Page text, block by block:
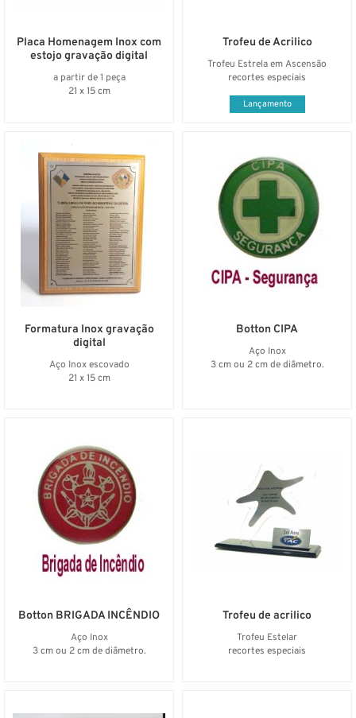
a partir de 1 peça
21 x 15 cm
Placa Homenagem Inox com
estojo gravação digital
Trofeu Estrela em Ascensão
recortes especiais
Trofeu de Acrilico
Lançamento
Aço Inox escovado
21 x 15 cm
Formatura Inox gravação
digital
Aço Inox
3 cm ou 2 cm de diâmetro.
Botton CIPA
Aço Inox
3 cm ou 2 cm de diâmetro.
Botton BRIGADA INCÊNDIO
Trofeu Estelar
recortes especiais
Trofeu de acrilico